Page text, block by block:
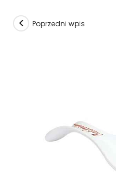
Poprzedni wpis